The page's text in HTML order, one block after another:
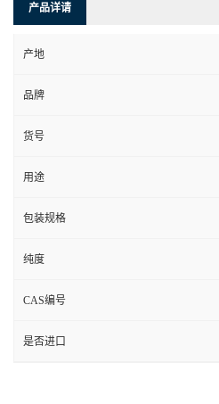
产品详请
产地
品牌
货号
用途
包装规格
纯度
CAS编号
是否进口